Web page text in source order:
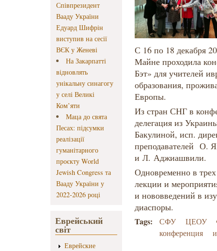
Співпрезидент
Вааду України
Едуард Шифрін
виступив на сесії
ВЄК у Женеві
На Закарпатті
відновлять
унікальну синагогу
у селі Великі
Ком’яти
Маца до свята
Песах: підсумки
реалізації
гуманітарного
проєкту World
Jewish Congress та
Вааду України у
2022-2026 році
Еврейський
світ
Еврейские
С 16 по 18 декабря
Майне проходила
Бэт» для учителей
образования,
Европы.
Из стран СНГ в
делегация из
Бакулиной, исп.
преподавателей О.
и Л. Аджиашвили.
Одновременно в
лекции и
и нововведений в
диаспоры.
Tags: СФУ ЦЕОУ
конференция